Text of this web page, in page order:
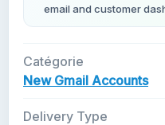
email and customer
Catégorie
New Gmail Accounts
Delivery Type